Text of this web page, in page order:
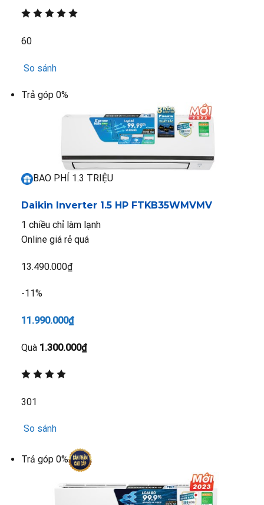
60
So sánh
Trả góp 0%
BAO PHÍ 1.3 TRIỆU
Daikin Inverter 1.5 HP FTKB35WMVMV
1 chiều chỉ làm lạnh
Online giá rẻ quá
13.490.000₫
-11%
11.990.000₫
Quà 1.300.000₫
301
So sánh
Trả góp 0%